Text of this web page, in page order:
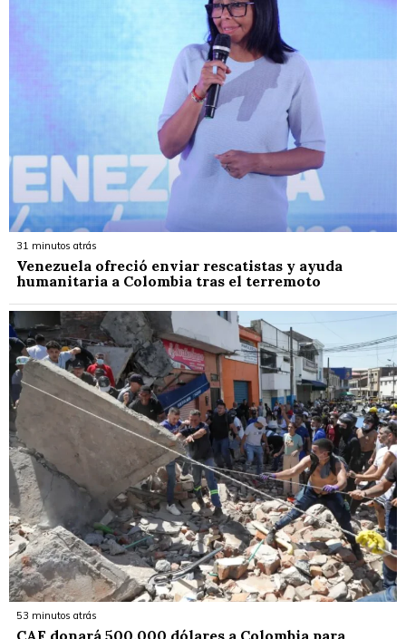
31 minutos atrás
Venezuela ofreció enviar rescatistas y ayuda
humanitaria a Colombia tras el terremoto
53 minutos atrás
CAF donará 500.000 dólares a Colombia para